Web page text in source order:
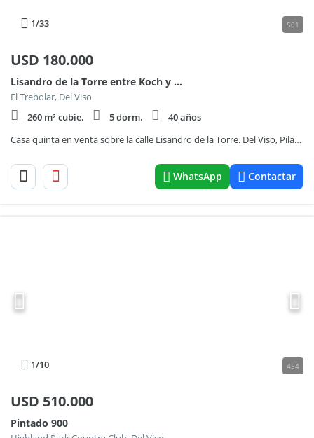
1/33 501
USD 180.000
Lisandro de la Torre entre Koch y Necochea al 5900
El Trebolar, Del Viso
260 m² cubie.
5 dorm.
40 años
Casa quinta en venta sobre la calle Lisandro de la Torre. Del Viso, Pilar. APTA CREDITO. RETASADA
WhatsApp Contactar
1/10 454
USD 510.000
Pintado 900